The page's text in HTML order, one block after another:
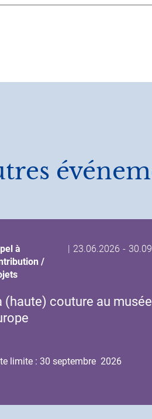
à
/
| Date
l'événement
23.06.2026 - Date
(haute) couture au
limite : 30 septembre 2026